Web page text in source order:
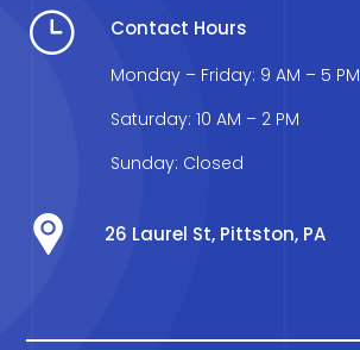
} Contact Hours
Monday – Friday: 9 AM – 5 PM
Saturday: 10 AM – 2 PM
Sunday: Closed
26 Laurel St, Pittston, PA